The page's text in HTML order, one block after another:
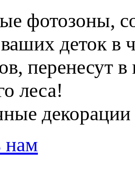
фотозоны,
ваших деток
перенесут
леса!
нам